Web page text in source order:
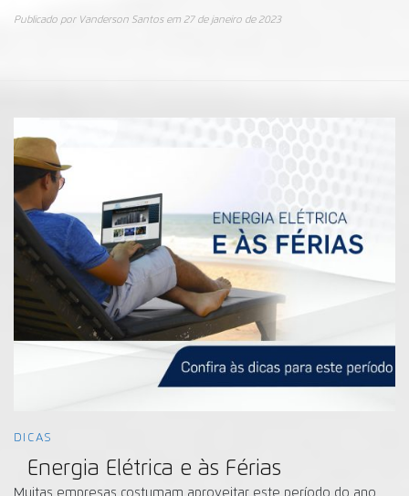
Publicado por Vanderson Santosem 27 de janeiro de 2023
DICAS
Energia Elétrica e às Férias
Muitas empresas costumam aproveitar este período do ano